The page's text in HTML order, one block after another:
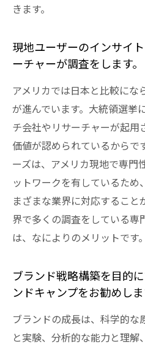
きます。
現地ユーザーのインサイ
ーチャーが調査をします。
アメリカでは日本と比較にな
が進んでいます。大統領選挙
チ会社やリサーチャーが起用
価値が認められているからで
ーズは、アメリカ現地で専門
ットワークを有しているため
まざまな業界に対応すること
界で多くの調査をしている専
は、なによりのメリットです。
ブランド戦略構築を目的
ンドキャンプをお勧めしま
ブランドの成長は、科学的
と実験、分析的な能力と理解